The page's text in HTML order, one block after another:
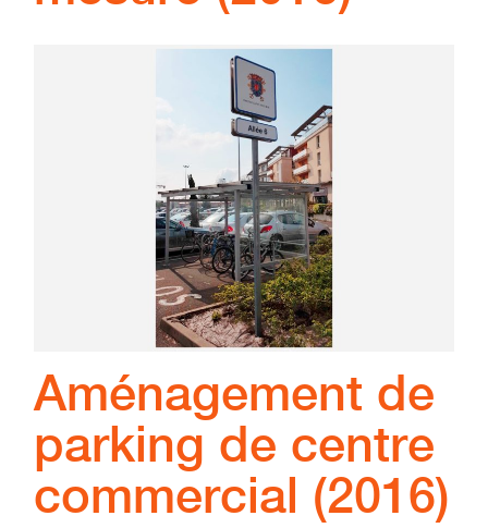
Aménagement de
parking de centre
commercial (2016)